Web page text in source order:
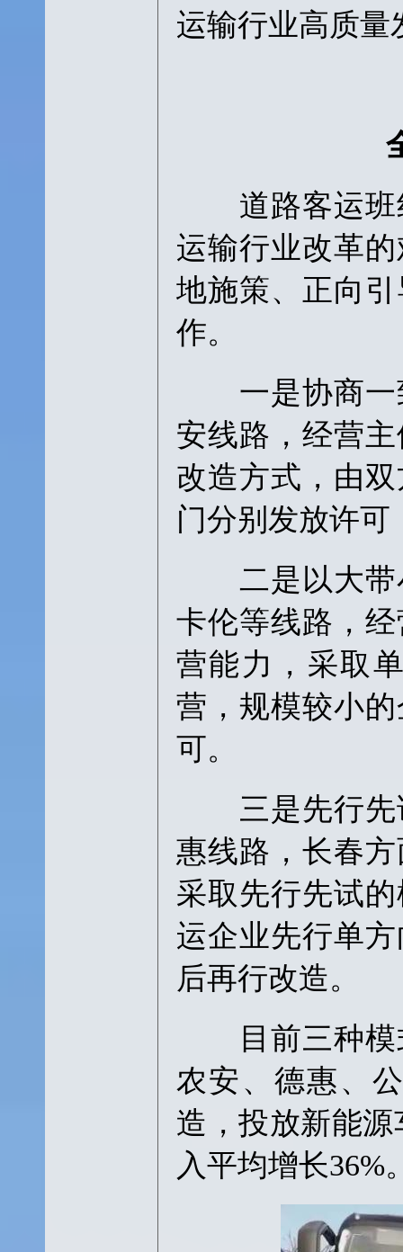
运输行业高质量
道路客运班
运输行业改革
地施策、正向
作。
一是协商一
安线路，经营
改造方式，由
门分别发放许
二是以大带
卡伦等线路，
营能力，采取
营，规模较小
可。
三是先行先
惠线路，长春
采取先行先试
运企业先行单
后再行改造。
目前三种模
农安、德惠、
造，投放新能源
入平均增长36%